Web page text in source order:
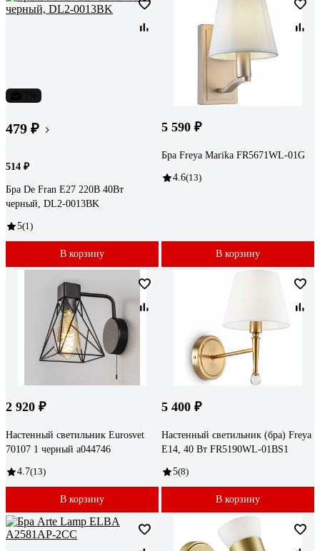
479 ₽
514 ₽
Бра De Fran Е27 220В 40Вт
черный, DL2-0013BK
5(1)
В корзину
5 590 ₽
Бра Freya Marika FR5671WL-01G
4.6(13)
В корзину
2 920 ₽
Настенный светильник Eurosvet
70107 1 черный a044746
4.7(13)
В корзину
5 400 ₽
Настенный светильник (бра) Freya
E14, 40 Вт FR5190WL-01BS1
5(8)
В корзину